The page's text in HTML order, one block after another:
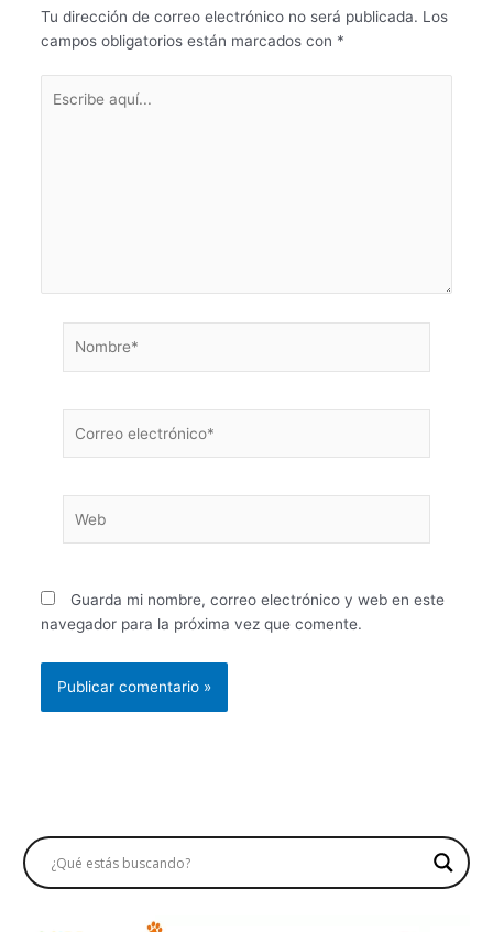
Tu dirección de correo electrónico no será publicada. Los
campos obligatorios están marcados con *
aquí...
electrónico*
Guarda mi nombre, correo electrónico y web en este
navegador para la próxima vez que comente.